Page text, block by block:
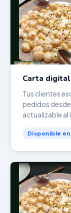
Carta digital
Tus clientes
pedidos desde
actualizable al
Disponible